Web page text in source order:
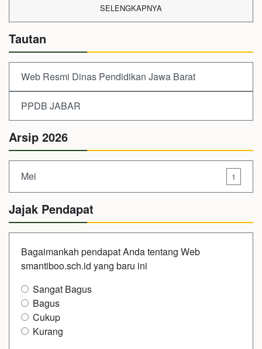
SELENGKAPNYA
Tautan
Web Resmi Dinas Pendidikan Jawa Barat
PPDB JABAR
Arsip 2026
Mei 1
Jajak Pendapat
Bagaimankah pendapat Anda tentang Web
smantiboo.sch.id yang baru ini
Sangat Bagus
Bagus
Cukup
Kurang